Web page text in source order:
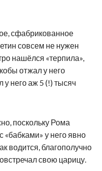
сфабрикованное
совсем не нужен
нашёлся «терпила»,
отжал у него
него аж 5 (!) тысяч
поскольку Рома
«бабками» у него явно
водится, благополучно
свою царицу.